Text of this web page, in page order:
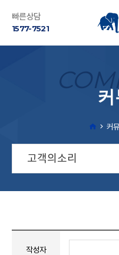
빠른상담
1577-7521
커
커
고객의소리
작성자